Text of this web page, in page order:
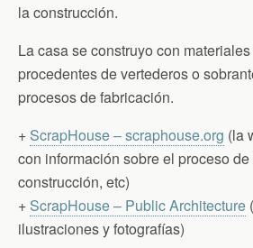
la construcción.
La casa se construyo con
procedentes de vertederos o
procesos de fabricación.
+ ScrapHouse – scraphouse.org (la
con información sobre el proceso
construcción, etc)
+ ScrapHouse – Public Architecture
ilustraciones y fotografías)